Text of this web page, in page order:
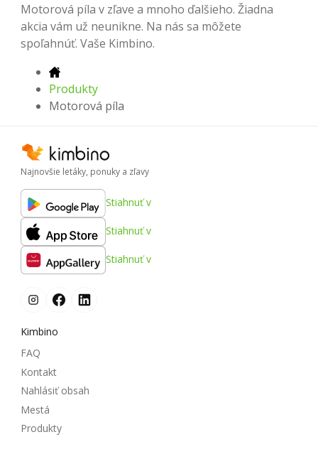
Motorová píla v zľave a mnoho ďalšieho. Žiadna
akcia vám už neunikne. Na nás sa môžete
spoľahnúť. Vaše Kimbino.
Produkty
Motorová píla
Najnovšie letáky, ponuky a zľavy
Stiahnuť v
Stiahnuť v
Stiahnuť v
Kimbino
FAQ
Kontakt
Nahlásiť obsah
Mestá
Produkty